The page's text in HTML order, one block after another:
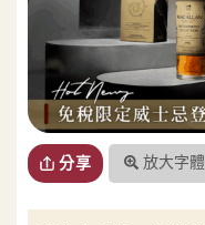
分享 放大字體